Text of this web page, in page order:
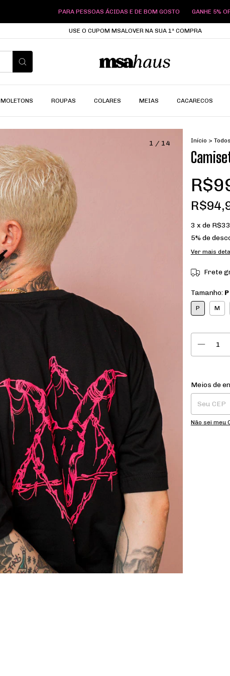
PARA PESSOAS ÁCIDAS E DE BOM GOSTO GANHE 5% OFF VIA PIX
USE O CUPOM MSALOVER NA SUA 1ª COMPRA
MOLETONS ROUPAS COLARES MEIAS CACARECOS
1 / 14 Início > Todos
3 x de
5% de
Ver mais
Frete
Tamanho: P
P M
Entregas para
Meios de
Não sei meu